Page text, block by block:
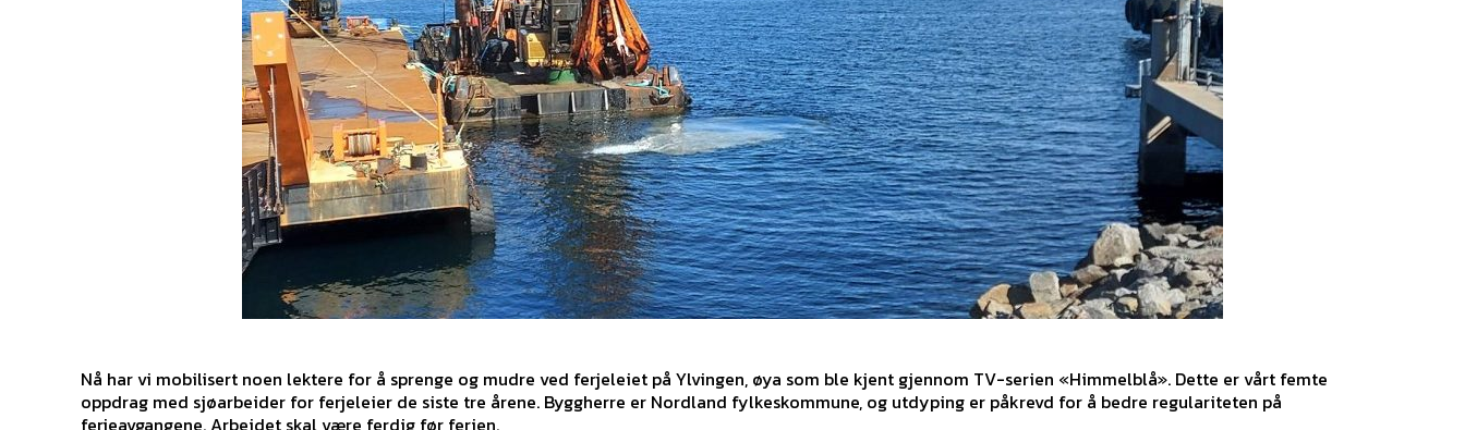
Nå har vi mobilisert noen lektere for å sprenge og mudre ved ferjeleiet på Ylvingen, øya som ble kjent gjennom TV-serien «Himmelblå». Dette er vårt femte
oppdrag med sjøarbeider for ferjeleier de siste tre årene. Byggherre er Nordland fylkeskommune, og utdyping er påkrevd for å bedre regulariteten på
ferjeavgangene. Arbeidet skal være ferdig før ferien.